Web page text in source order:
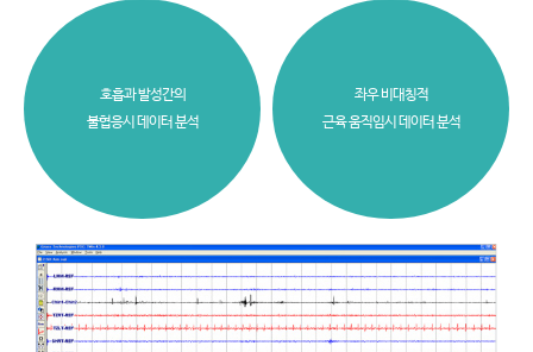
호흡과 발성간의
불협응시 데이터 분석
좌우 비대칭적
근육 움직임시 데이터 분석